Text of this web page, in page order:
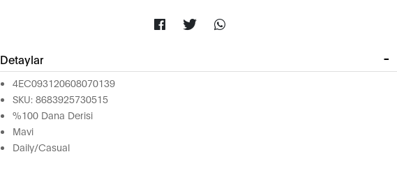
Detaylar
4EC093120608070139
SKU: 8683925730515
%100 Dana Derisi
Mavi
Daily/Casual